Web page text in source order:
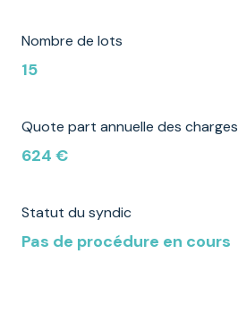
Nombre de lots
15
Quote part annuelle des charges
624 €
Statut du syndic
Pas de procédure en cours